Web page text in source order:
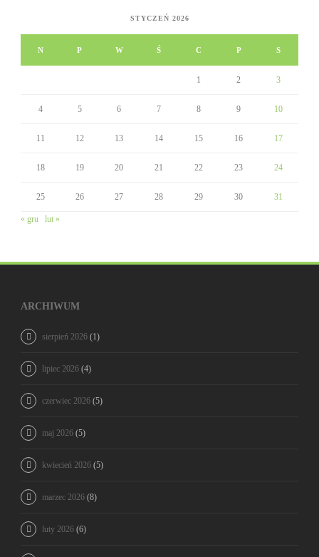
STYCZEŃ 2026
N P W Ś C P S
1 2 3
4 5 6 7 8 9 10
11 12 13 14 15 16 17
18 19 20 21 22 23 24
25 26 27 28 29 30 31
« gru lut »
ARCHIWUM
sierpień 2026 (1)
lipiec 2026 (4)
czerwiec 2026 (5)
maj 2026 (5)
kwiecień 2026 (5)
marzec 2026 (8)
luty 2026 (6)